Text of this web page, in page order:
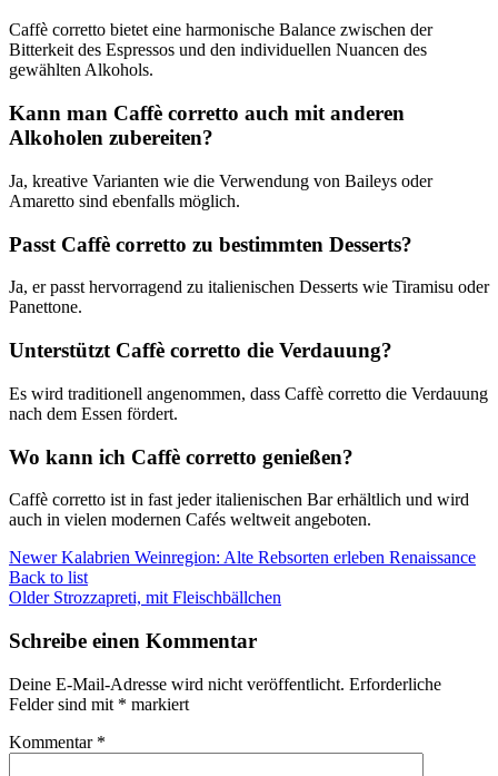
Caffè corretto bietet eine harmonische Balance zwischen der
Bitterkeit des Espressos und den individuellen Nuancen des
gewählten Alkohols.
Kann man Caffè corretto auch mit anderen
Alkoholen zubereiten?
Ja, kreative Varianten wie die Verwendung von Baileys oder
Amaretto sind ebenfalls möglich.
Passt Caffè corretto zu bestimmten Desserts?
Ja, er passt hervorragend zu italienischen Desserts wie Tiramisu oder
Panettone.
Unterstützt Caffè corretto die Verdauung?
Es wird traditionell angenommen, dass Caffè corretto die Verdauung
nach dem Essen fördert.
Wo kann ich Caffè corretto genießen?
Caffè corretto ist in fast jeder italienischen Bar erhältlich und wird
auch in vielen modernen Cafés weltweit angeboten.
Newer Kalabrien Weinregion: Alte Rebsorten erleben Renaissance
Back to list
Older Strozzapreti, mit Fleischbällchen
Schreibe einen Kommentar
Deine E-Mail-Adresse wird nicht veröffentlicht. Erforderliche
Felder sind mit * markiert
Kommentar *